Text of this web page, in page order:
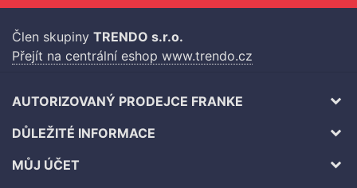
Člen skupiny TRENDO s.r.o.
Přejít na centrální eshop www.trendo.cz
AUTORIZOVANÝ PRODEJCE FRANKE
DŮLEŽITÉ INFORMACE
MŮJ ÚČET